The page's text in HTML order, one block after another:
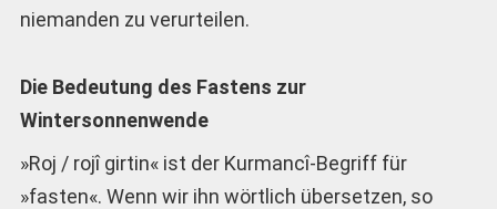
niemanden zu verurteilen.
Die Bedeutung des Fastens zur
Wintersonnenwende
»Roj / rojî girtin« ist der Kurmancî-Begriff für
»fasten«. Wenn wir ihn wörtlich übersetzen, so